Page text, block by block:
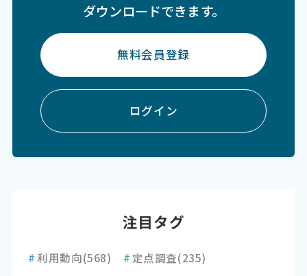
ダウンロードできます。
無料会員登録
ログイン
注目タグ
#利用動向(568) # 定点調査(235)